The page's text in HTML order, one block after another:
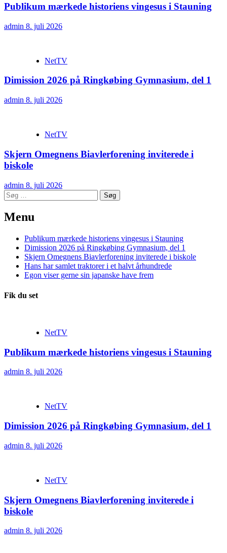
Publikum mærkede historiens vingesus i Stauning
admin 8. juli 2026
NetTV
Dimission 2026 på Ringkøbing Gymnasium, del 1
admin 8. juli 2026
NetTV
Skjern Omegnens Biavlerforening inviterede i
biskole
admin 8. juli 2026
Søg
efter:
Menu
Publikum mærkede historiens vingesus i Stauning
Dimission 2026 på Ringkøbing Gymnasium, del 1
Skjern Omegnens Biavlerforening inviterede i biskole
Hans har samlet traktorer i et halvt århundrede
Egon viser gerne sin japanske have frem
Fik du set
NetTV
Publikum mærkede historiens vingesus i Stauning
admin 8. juli 2026
NetTV
Dimission 2026 på Ringkøbing Gymnasium, del 1
admin 8. juli 2026
NetTV
Skjern Omegnens Biavlerforening inviterede i
biskole
admin 8. juli 2026